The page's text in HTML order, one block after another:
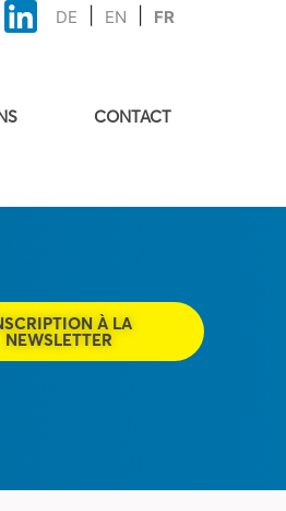
DE EN FR
CONTACT
À LA
NEWSLETTER